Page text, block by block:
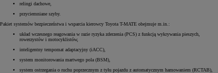
relingi dachowe,
przyciemniane szyby.
Pakiet systemów bezpieczeństwa i wsparcia kierowcy Toyota T-MATE obejmuje m.in.:
układ wczesnego reagowania w razie ryzyka zderzenia (PCS) z funkcją wykrywania pieszych,
rowerzystów i motocyklistów,
inteligentny tempomat adaptacyjny (iACC),
system monitorowania martwego pola (BSM),
system ostrzegania o ruchu poprzecznym z tyłu pojazdu z automatycznym hamowaniem (RCTAB),